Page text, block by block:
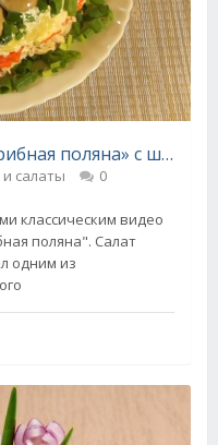
Слоеный салат «Грибная поляна» с шампиньонами
и салаты 0
классическим видео
поляна". Салат
одним из